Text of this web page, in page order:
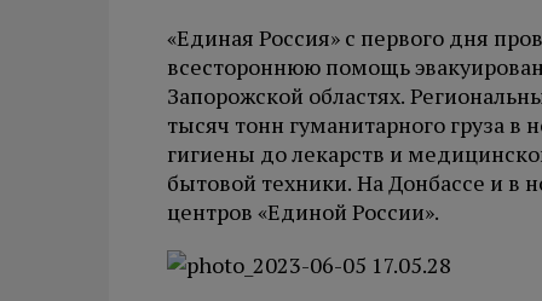
«Единая Россия» с первого дня
всестороннюю помощь
Запорожской областях.
тысяч тонн гуманитарного груза в
гигиены до лекарств и
бытовой техники. На Донбассе и в
центров «Единой России».